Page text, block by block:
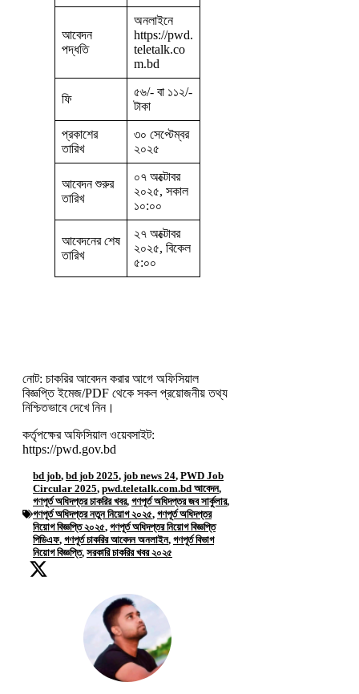
আবেদন
পদ্ধতি
অনলাইনে
https://pwd.
teletalk.co
m.bd
ফি
৫৬/- বা ১১২/-
টাকা
প্রকাশের
তারিখ
৩০ সেপ্টেম্বর
২০২৫
আবেদন শুরুর
তারিখ
০৭ অক্টোবর
২০২৫, সকাল
১০:০০
আবেদনের শেষ
তারিখ
২৭ অক্টোবর
২০২৫, বিকেল
৫:০০
নোট: চাকরির আবেদন করার আগে অফিসিয়াল
বিজ্ঞপ্তি ইমেজ/PDF থেকে সকল প্রয়োজনীয় তথ্য
নিশ্চিতভাবে দেখে নিন।
কর্তৃপক্ষের অফিসিয়াল ওয়েবসাইট:
https://pwd.gov.bd
bd job, bd job 2025, job news 24, PWD Job
Circular 2025, pwd.teletalk.com.bd আবেদন,
গণপূর্ত অধিদপ্তর চাকরির খবর, গণপূর্ত অধিদপ্তর জব সার্কুলার,
গণপূর্ত অধিদপ্তর নতুন নিয়োগ ২০২৫, গণপূর্ত অধিদপ্তর
নিয়োগ বিজ্ঞপ্তি ২০২৫, গণপূর্ত অধিদপ্তর নিয়োগ বিজ্ঞপ্তি
পিডিএফ, গণপূর্ত চাকরির আবেদন অনলাইন, গণপূর্ত বিভাগ
নিয়োগ বিজ্ঞপ্তি, সরকারি চাকরির খবর ২০২৫